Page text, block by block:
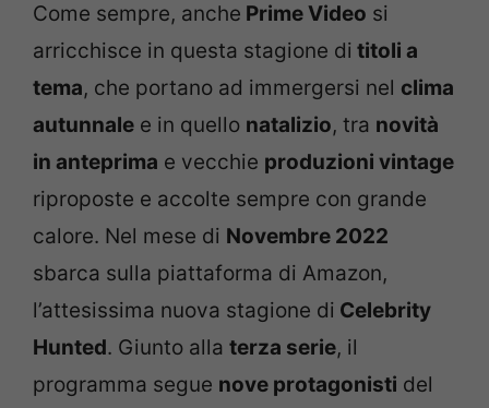
Come sempre, anche Prime Video si
arricchisce in questa stagione di titoli a
tema, che portano ad immergersi nel clima
autunnale e in quello natalizio, tra novità
in anteprima e vecchie produzioni vintage
riproposte e accolte sempre con grande
calore. Nel mese di Novembre 2022
sbarca sulla piattaforma di Amazon,
l’attesissima nuova stagione di Celebrity
Hunted. Giunto alla terza serie, il
programma segue nove protagonisti del